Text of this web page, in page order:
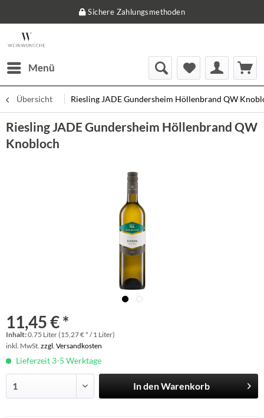
Sichere Zahlungsmethoden
Menü
Übersicht Riesling JADE Gundersheim Höllenbrand QW
Riesling JADE Gundersheim Höllenbrand QW
Knobloch
11,45 € *
Inhalt:0.75 Liter (15,27 € * / 1 Liter)
inkl. MwSt. zzgl. Versandkosten
Lieferzeit 3-5 Werktage
In denWarenkorb